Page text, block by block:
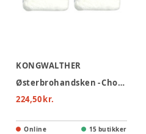
KONGWALTHER
Østerbrohandsken - Chocolate Brown Faux Suede
224,50 kr.
Online 15 butikker